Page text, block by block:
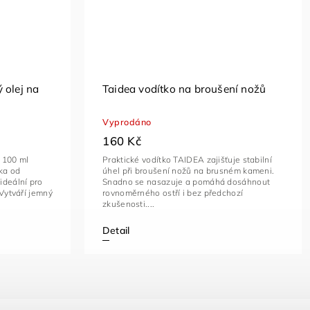
olej na
ml
od
pro
jemný
Taidea vodítko na broušení nožů
Vyprodáno
160 Kč
Detail
Praktické vodítko TAIDEA zajišťuje stabilní
úhel při broušení nožů na brusném kameni.
Snadno se nasazuje a pomáhá dosáhnout
rovnoměrného ostří i bez předchozí
zkušenosti....